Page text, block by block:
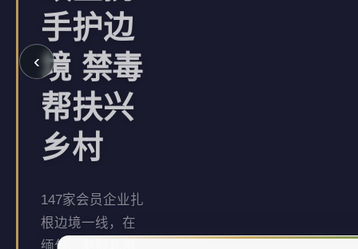
手护边
境 禁毒
帮扶兴
乡村
根边境一线，在
缅甸、老挝北部
‹